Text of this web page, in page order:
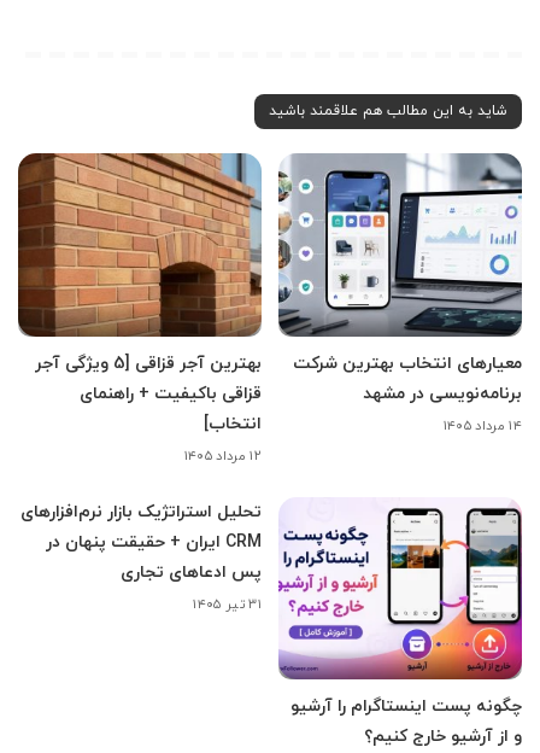
شاید به این مطالب هم علاقمند باشید
معیارهای انتخاب بهترین شرکت
برنامه‌نویسی در مشهد
۱۴ مرداد ۱۴۰۵
بهترین آجر قزاقی [5 ویژگی آجر
قزاقی باکیفیت + راهنمای
انتخاب]
۱۲ مرداد ۱۴۰۵
چگونه پست اینستاگرام را آرشیو
و از آرشیو خارج کنیم؟
تحلیل استراتژیک بازار نرم‌افزارهای
CRM ایران + حقیقت پنهان در
پس ادعاهای تجاری
۳۱ تیر ۱۴۰۵